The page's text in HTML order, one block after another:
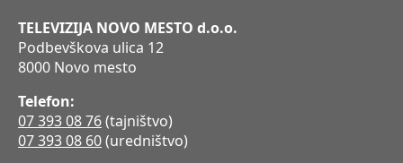
TELEVIZIJA NOVO MESTO d.o.o.
Podbevškova ulica 12
8000 Novo mesto
Telefon:
07 393 08 76(tajništvo)
07 393 08 60(uredništvo)